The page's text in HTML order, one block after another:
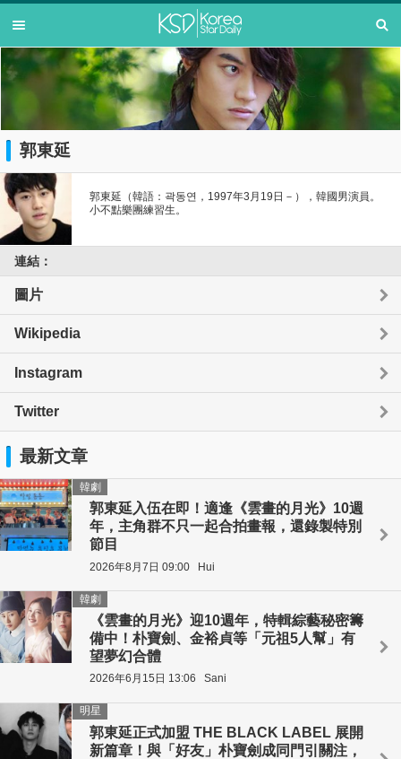
郭東延
郭東延（韓語：곽동연，1997年3月19日－），韓國男演員。
小不點樂團練習生。
連結：
圖片
Wikipedia
Instagram
Twitter
最新文章
郭東延入伍在即！適逢《雲畫的月光》10週
年，主角群不只一起合拍畫報，還錄製特別
節目
韓劇
2026年8月7日 09:00 Hui
《雲畫的月光》迎10週年，特輯綜藝秘密籌
備中！朴寶劍、金裕貞等「元祖5人幫」有
望夢幻合體
韓劇
2026年6月15日 13:06 Sani
郭東延正式加盟 THE BLACK LABEL 展開
新篇章！與「好友」朴寶劍成同門引關注，
明星